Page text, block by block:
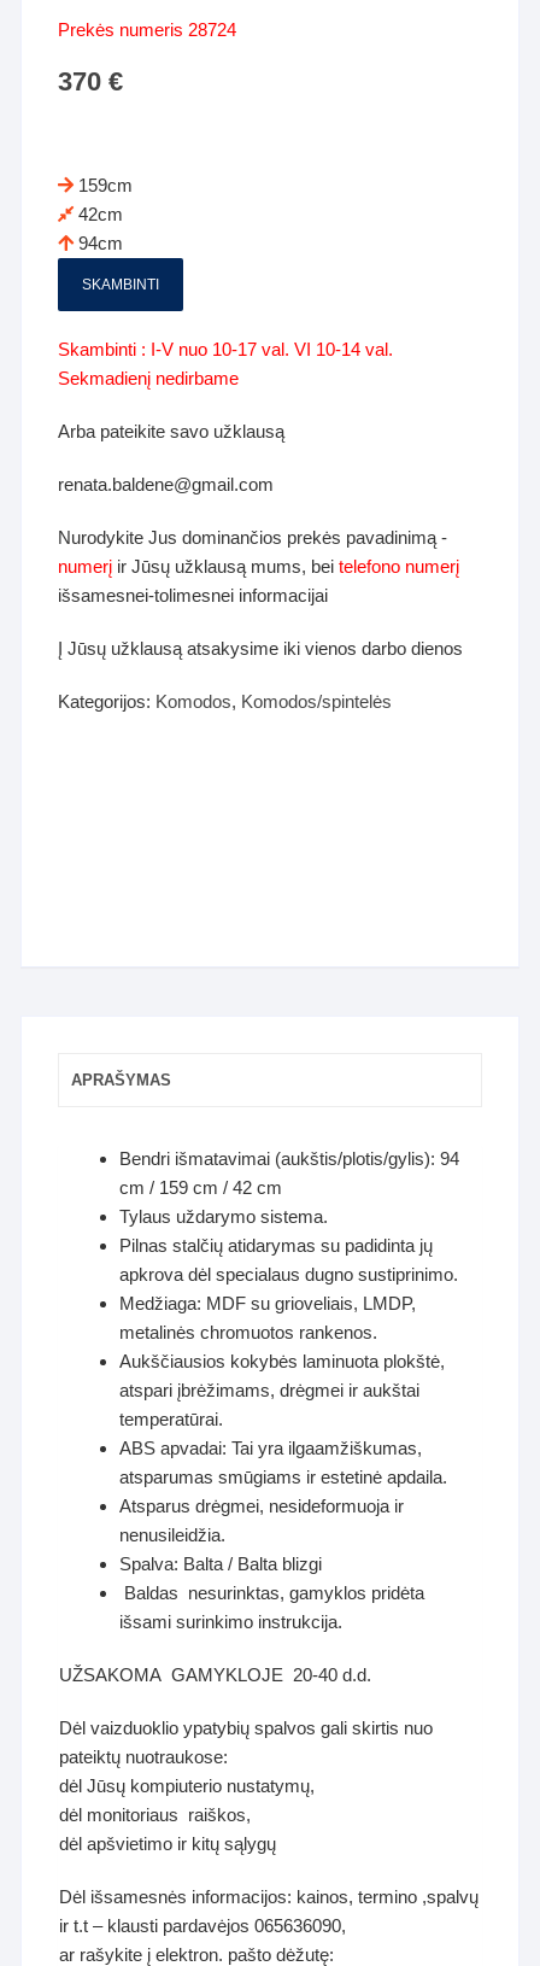
Prekės numeris 28724
370€
159cm
42cm
94cm
SKAMBINTI
Skambinti : I-V nuo 10-17 val. VI 10-14 val.
Sekmadienį nedirbame
Arba pateikite savo užklausą
renata.baldene@gmail.com
Nurodykite Jus dominančios prekės pavadinimą -
numerį ir Jūsų užklausą mums, beitelefono numerį
išsamesnei-tolimesnei informacijai
Į Jūsų užklausą atsakysime iki vienos darbo dienos
Kategorijos: Komodos, Komodos/spintelės
APRAŠYMAS
Bendri išmatavimai (aukštis/plotis/gylis): 94
cm / 159 cm / 42 cm
Tylaus uždarymo sistema.
Pilnas stalčių atidarymas su padidinta jų
apkrova dėl specialaus dugno sustiprinimo.
Medžiaga: MDF su grioveliais, LMDP,
metalinės chromuotos rankenos.
Aukščiausios kokybės laminuota plokštė,
atspari įbrėžimams, drėgmei ir aukštai
temperatūrai.
ABS apvadai: Tai yra ilgaamžiškumas,
atsparumas smūgiams ir estetinė apdaila.
Atsparus drėgmei, nesideformuoja ir
nenusileidžia.
Spalva: Balta / Balta blizgi
Baldas nesurinktas, gamyklos pridėta
išsami surinkimo instrukcija.
UŽSAKOMA GAMYKLOJE 20-40 d.d.
Dėl vaizduoklio ypatybių spalvos gali skirtis nuo
pateiktų nuotraukose:
dėl Jūsų kompiuterio nustatymų,
dėl monitoriaus raiškos,
dėl apšvietimo ir kitų sąlygų
Dėl išsamesnės informacijos: kainos, termino ,spalvų
ir t.t – klausti pardavėjos 065636090,
ar rašykite į elektron. pašto dėžutę: